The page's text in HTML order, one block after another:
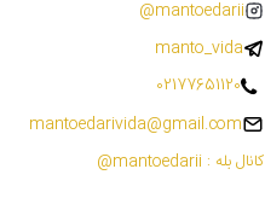
mantoedarii@
manto_vida
02177651120
mantoedarivida@gmail.com
کانال بله : mantoedarii@